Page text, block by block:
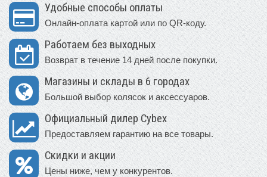
Удобные способы оплаты
Онлайн-оплата картой или по QR-коду.
Работаем без выходных
Возврат в течение 14 дней после покупки.
Магазины и склады в 6 городах
Большой выбор колясок и аксессуаров.
Официальный дилер Cybex
Предоставляем гарантию на все товары.
Скидки и акции
Цены ниже, чем у конкурентов.